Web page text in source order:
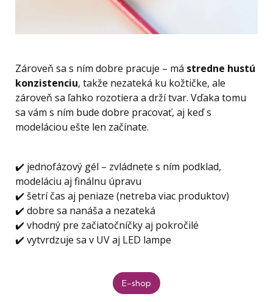
Zároveň sa s ním dobre pracuje – má stredne hustú
konzistenciu, takže nezateká ku kožtičke, ale
zároveň sa ľahko rozotiera a drží tvar. Vďaka tomu
sa vám s ním bude dobre pracovať, aj keď s
modeláciou ešte len začínate.
✔️ jednofázový gél – zvládnete s ním podklad,
modeláciu aj finálnu úpravu
✔️ šetrí čas aj peniaze (netreba viac produktov)
✔️ dobre sa nanáša a nezateká
✔️ vhodný pre začiatočníčky aj pokročilé
✔️ vytvrdzuje sa v UV aj LED lampe
E-shop